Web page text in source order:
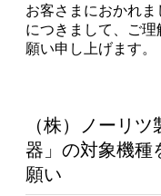
お客さまにおかれ
につきまして、ご
願い申し上げます。
（株）ノーリ
器」の対象機種
願い